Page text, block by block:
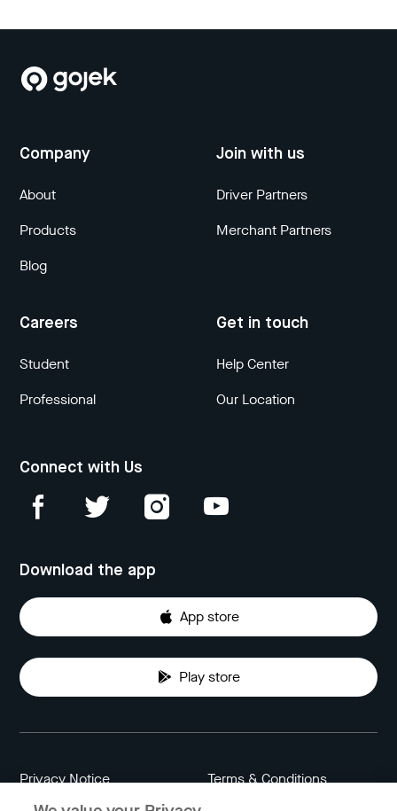
Company
About
Products
Blog
Join with us
Driver Partners
Merchant Partners
Careers
Student
Professional
Get in touch
Help Center
Our Location
Connect with Us
Download the app
App store
Play store
Privacy Notice Terms & Conditions